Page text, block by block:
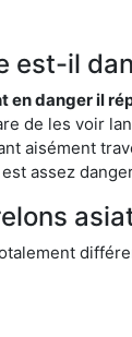
est-il
en danger il
de les voir
aisément
assez